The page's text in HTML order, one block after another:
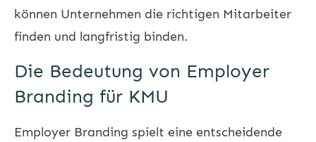
können Unternehmen die richtigen Mitarbeiter
finden und langfristig binden.
Die Bedeutung von Employer
Branding für KMU
Employer Branding spielt eine entscheidende